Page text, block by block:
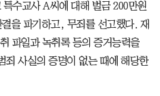
수교사 A씨에 대해 벌금 200만원
을 파기하고, 무죄를 선고했다. 재
파일과 녹취록 등의 증거능력을
죄 사실의 증명이 없는 때에 해당한